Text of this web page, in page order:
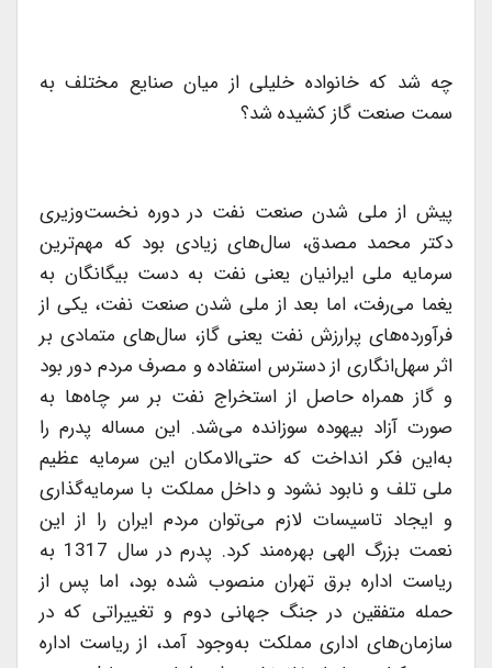
چه شد كه خانواده خلیلی از میان صنایع مختلف به
سمت صنعت گاز كشیده شد؟
پیش از ملی شدن صنعت نفت در دوره نخست‌وزیری
دكتر محمد مصدق، سال‌های زیادی بود كه مهم‌ترین
سرمایه ملی ایرانیان یعنی نفت به دست بیگانگان به
یغما می‌رفت، اما بعد از ملی شدن صنعت نفت، یكی از
فرآورده‌های پرارزش نفت یعنی گاز، سال‌های متمادی بر
اثر سهل‌انگاری از دسترس استفاده و مصرف مردم دور بود
و گاز همراه حاصل از استخراج نفت بر سر چاه‌ها به
صورت آزاد بیهوده سوزانده می‌شد. این مساله پدرم را
به‌این فكر انداخت كه حتی‌الامكان این سرمایه عظیم
ملی تلف و نابود نشود و داخل مملكت با سرمایه‌گذاری
و ایجاد تاسیسات لازم می‌توان مردم ایران را از این
نعمت بزرگ الهی بهره‌مند كرد. پدرم در سال 1317 به
ریاست اداره برق تهران منصوب شده بود، اما پس از
حمله متفقین در جنگ جهانی دوم و تغییراتی كه در
سازمان‌های اداری مملكت به‌وجود آمد، از ریاست اداره